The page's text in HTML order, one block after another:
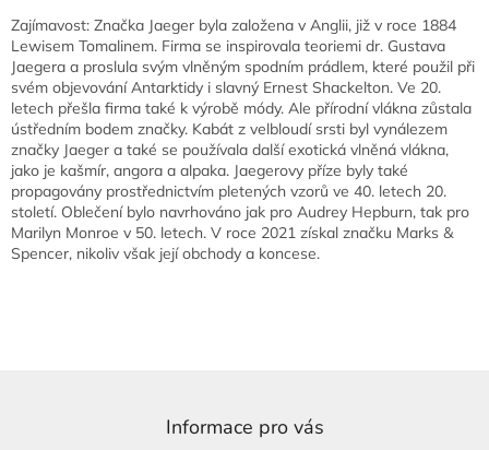
Zajímavost: Značka Jaeger byla založena v Anglii, již v roce 1884
Lewisem Tomalinem. Firma se inspirovala teoriemi dr. Gustava
Jaegera a proslula svým vlněným spodním prádlem, které použil při
svém objevování Antarktidy i slavný Ernest Shackelton. Ve 20.
letech přešla firma také k výrobě módy. Ale přírodní vlákna zůstala
ústředním bodem značky. Kabát z velbloudí srsti byl vynálezem
značky Jaeger a také se používala další exotická vlněná vlákna,
jako je kašmír, angora a alpaka. Jaegerovy příze byly také
propagovány prostřednictvím pletených vzorů ve 40. letech 20.
století. Oblečení bylo navrhováno jak pro Audrey Hepburn, tak pro
Marilyn Monroe v 50. letech. V roce 2021 získal značku Marks &
Spencer, nikoliv však její obchody a koncese.
Informace pro vás